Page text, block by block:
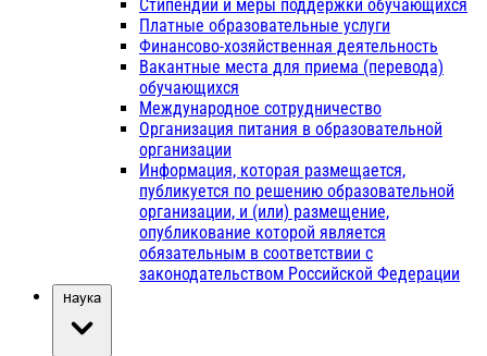
Стипендии и меры поддержки обучающихся
Платные образовательные услуги
Финансово-хозяйственная деятельность
Вакантные места для приема (перевода)
обучающихся
Международное сотрудничество
Организация питания в образовательной
организации
Информация, которая размещается,
публикуется по решению образовательной
организации, и (или) размещение,
опубликование которой является
обязательным в соответствии с
законодательством Российской Федерации
Наука